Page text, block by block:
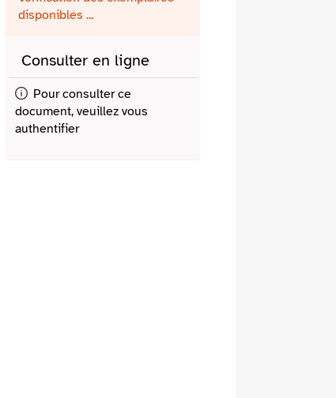
disponibles ...
Consulter en ligne
Pour consulter ce
document, veuillez vous
authentifier